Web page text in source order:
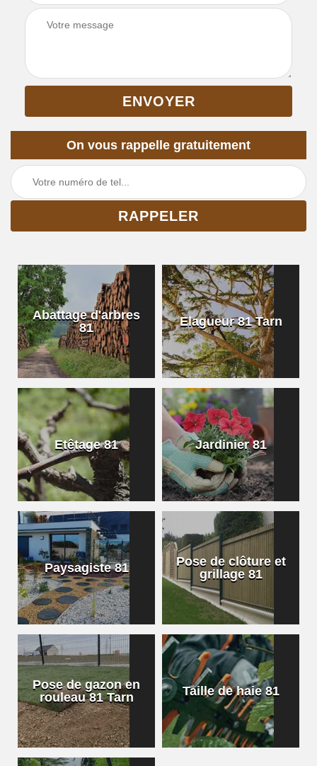
On vous rappelle gratuitement
Abattage d'arbres
81
Elagueur 81 Tarn
Etêtage 81 Jardinier 81
Paysagiste 81
Pose de clôture et
grillage 81
Pose de gazon en
rouleau 81 Tarn
Taille de haie 81